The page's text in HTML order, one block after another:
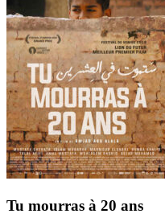
Tu mourras à 20 ans